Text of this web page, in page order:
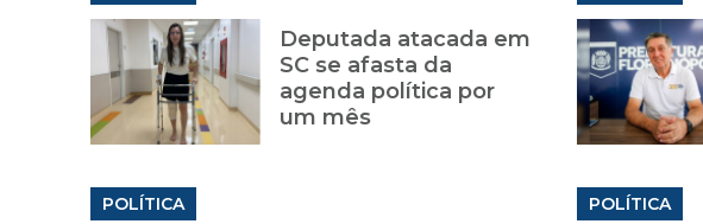
Deputada atacada em
SC se afasta da
agenda política por
um mês
POLÍTICA POLÍTICA